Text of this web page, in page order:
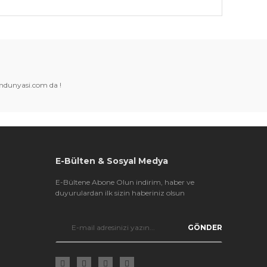
tarafımıza iletebilirsiniz.
da !
E-Bülten & Sosyal Medya
E-Bültene Abone Olun indirim, haber ve
duyurulardan ilk sizin haberiniz olsun
GÖNDER